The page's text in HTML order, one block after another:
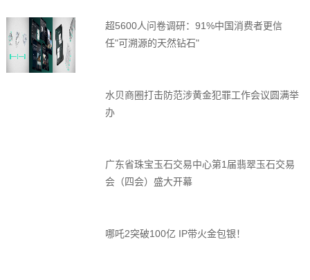
超5600人问卷调研：91%中国消费者更信
任"可溯源的天然钻石"
水贝商圈打击防范涉黄金犯罪工作会议圆满举
办
广东省珠宝玉石交易中心第1届翡翠玉石交易
会（四会）盛大开幕
哪吒2突破100亿 IP带火金包银！